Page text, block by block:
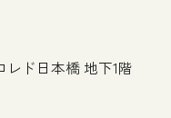
ド日本橋 地下1階